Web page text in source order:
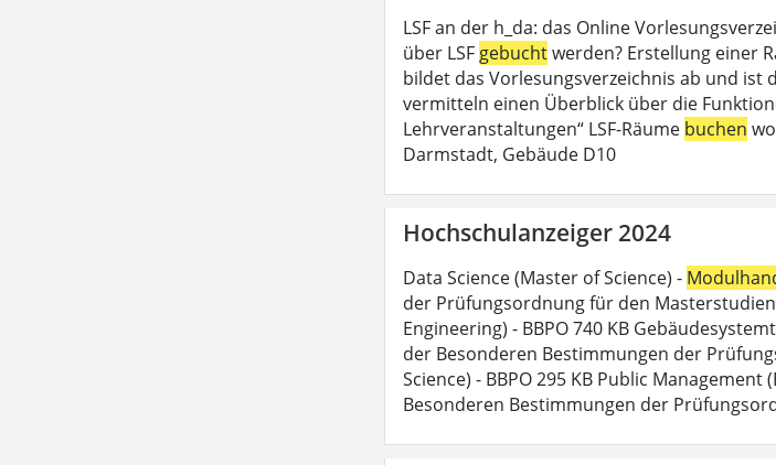
LSF an der h_da: das Online
über LSF gebuchtwerden? Erstellung einer
bildet das Vorlesungsverzeichnis ab und ist
vermitteln einen Überblick über die
Lehrveranstaltungen“ LSF-Räume buchen
Darmstadt, Gebäude D10
Hochschulanzeiger 2024
Data Science (Master of Science) -
der Prüfungsordnung für den
Engineering) - BBPO 740 KB
der Besonderen Bestimmungen der
Science) - BBPO 295 KB Public Management
Besonderen Bestimmungen der